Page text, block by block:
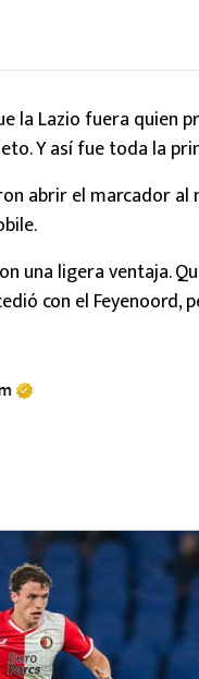
la Lazio fuera quien
Y así fue toda la
abrir el marcador
una ligera ventaja.
con el